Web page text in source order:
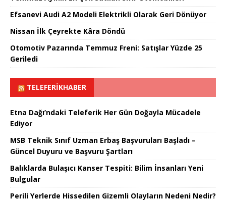
Efsanevi Audi A2 Modeli Elektrikli Olarak Geri Dönüyor
Nissan İlk Çeyrekte Kâra Döndü
Otomotiv Pazarında Temmuz Freni: Satışlar Yüzde 25
Geriledi
TELEFERIKHABER
Etna Dağı’ndaki Teleferik Her Gün Doğayla Mücadele
Ediyor
MSB Teknik Sınıf Uzman Erbaş Başvuruları Başladı –
Güncel Duyuru ve Başvuru Şartları
Balıklarda Bulaşıcı Kanser Tespiti: Bilim İnsanları Yeni
Bulgular
Perili Yerlerde Hissedilen Gizemli Olayların Nedeni Nedir?